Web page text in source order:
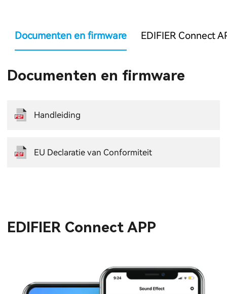
Documenten en firmware EDIFIER Connect
Documenten en firmware
Handleiding
EU Declaratie van Conformiteit
EDIFIER Connect APP